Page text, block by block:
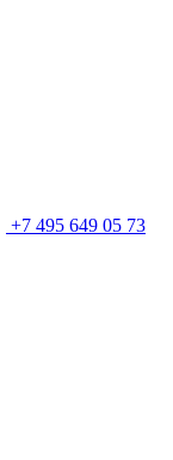
+7 495 649 05 73